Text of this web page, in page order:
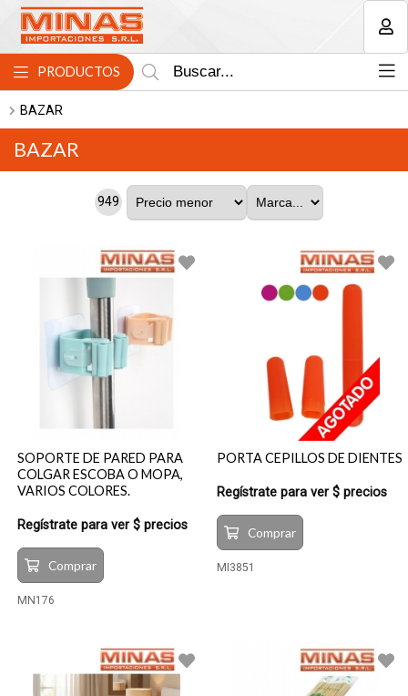
PRODUCTOS
BAZAR
BAZAR
949
SOPORTE DE PARED PARA
COLGAR ESCOBA O MOPA,
VARIOS COLORES.
Regístrate para ver $ precios
Comprar
MN176
PORTA CEPILLOS DE DIENTES
Regístrate para ver $ precios
Comprar
MI3851